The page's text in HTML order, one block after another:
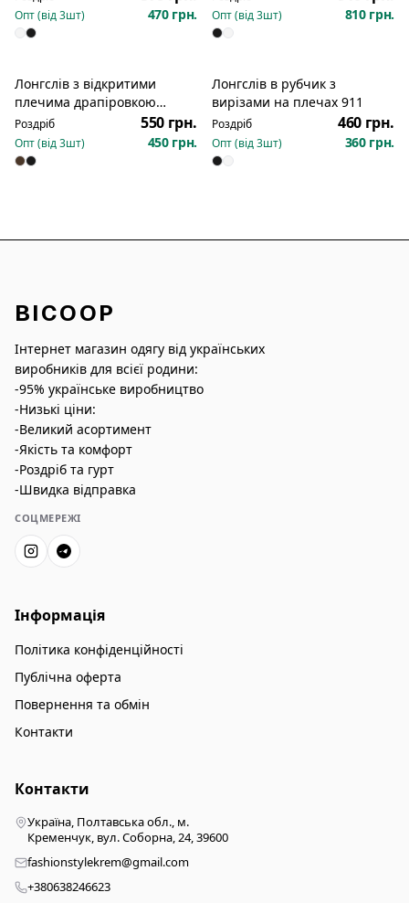
Опт (від3шт) 470 грн. Опт (від3шт) 810 грн.
Лонгслів з відкритими
плечима драпіровкою
вздовж плечей боків 116
Роздріб 550 грн.
Опт (від3шт) 450 грн.
Новинка
Лонгслів в рубчик з
вирізами на плечах 911
Роздріб 460 грн.
Опт (від3шт) 360 грн.
BICOOP
Інтернет магазин одягу від українських
виробників для всієї родини:
-95% українське виробництво
-Низькі ціни:
-Великий асортимент
-Якість та комфорт
-Роздріб та гурт
-Швидка відправка
СОЦМЕРЕЖІ
Інформація
Політика конфіденційності
Публічна оферта
Повернення та обмін
Контакти
Контакти
Україна, Полтавська обл., м.
Кременчук, вул. Соборна, 24, 39600
fashionstylekrem@gmail.com
+380638246623